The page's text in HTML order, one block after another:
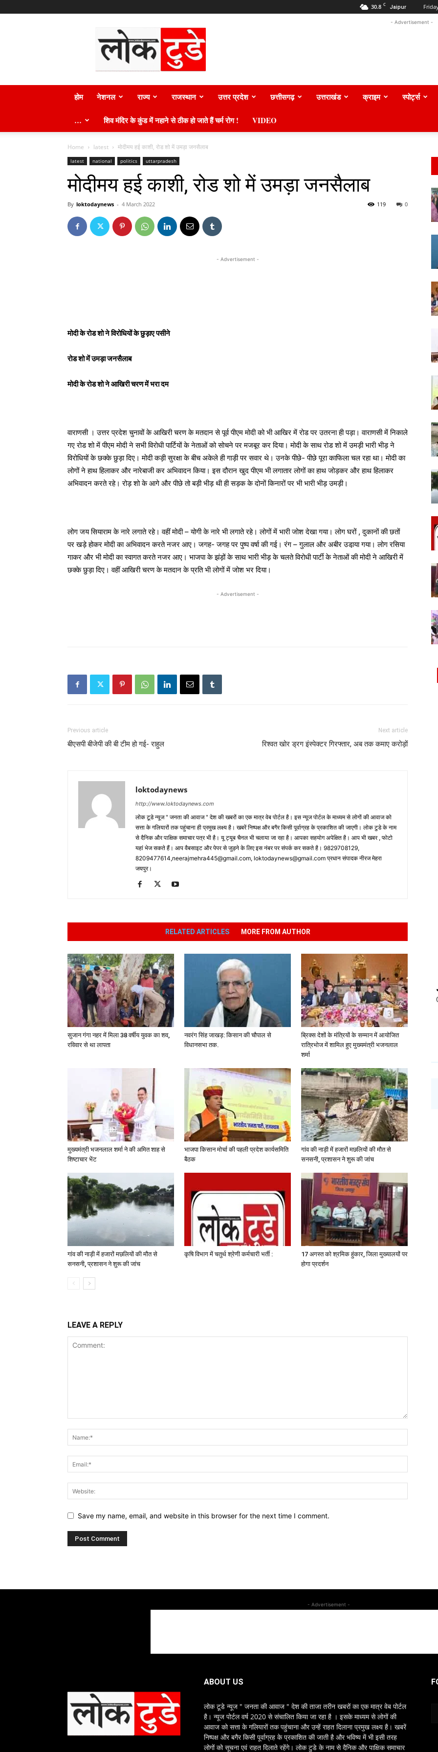
30.8 C Jaipur
टुडे
न्यूज़
- Advertisement -
होम नेशनल राज्य राजस्थान उत्तर प्रदेश छत्तीसगढ़ उत्तराखंड क्राइम स्पोर्ट्स
… शिव मंदिर के कुंड में नहाने से ठीक हो जाते हैं चर्म रोग ! VIDEO
Home latest मोदीमय हई काशी, रोड शो में उमड़ा जनसैलाब
latest national politics uttarpradesh
मोदीमय हई काशी, रोड शो में उमड़ा जनसैलाब
By loktodaynews - 4 March 2022 0
119
- Advertisement -
मोदी के रोड शो ने विरोधियों के छुड़ाए पसीने
रोड शो में उमड़ा जनसैलाब
मोदी के रोड शो ने आखिरी चरण में भरा दम
वाराणसी । उत्तर प्रदेश चुनावों के आखिरी चरण के मतदान से पूर्व पीएम मोदी को भी आखिर में रोड पर उतरना ही पड़ा। वाराणसी में निकाले
गए रोड शो में पीएम मोदी ने सभी विरोधी पार्टियों के नेताओं को सोचने पर मजबूर कर दिया। मोदी के साथ रोड शो में उमड़ी भारी भीड़ ने
विरोधियों के छक्के छुड़ा दिए। मोदी कड़ी सुरक्षा के बीच अकेले ही गाड़ी पर सवार थे। उनके पीछे- पीछे पूरा काफिला चल रहा था। मोदी का
लोगों ने हाथ हिलाकर और नारेबाजी कर अभिवादन किया। इस दौरान खुद पीएम भी लगातार लोगों का हाथ जोड़कर और हाथ हिलाकर
अभिवादन करते रहे। रोड़ शो के आगे और पीछे तो बड़ी भीड़ थी ही सड़क के दोनों किनारों पर भी भारी भीड़ उमड़ी।
लोग जय सियाराम के नारे लगाते रहे। वहीं मोदी – योगी के नारे भी लगाते रहे। लोगों में भारी जोश देखा गया। लोग घरों , दुकानों की छतों
पर खड़े होकर मोदी का अभिवादन करते नजर आए। जगह- जगह पर पुष्प वर्षा की गई। रंग – गुलाल और अबीर उडा़या गया। लोग रसिया
गाकर और भी मोदी का स्वागत करते नजर आए। भाजपा के झंड़ों के साथ भारी भीड़ के चलते विरोधी पार्टी के नेताओं की मोदी ने आखिरी में
छक्के छुड़ा दिए। वहीं आखिरी चरण के मतदान के प्रति भी लोगों में जोश भर दिया।
- Advertisement -
Previous article
बीएसपी बीजेपी की बी टीम हो गई- राहुल
Next article
रिश्वत खोर ड्रग इंस्पेक्टर गिरफ्तार, अब तक कमाए करोड़ों
loktodaynews
http://www.loktodaynews.com
लोक टूडे न्यूज " जनता की आवाज " देश की खबरों का एक मात्र वेब पोर्टल है। इस न्यूज पोर्टल के माध्यम से लोगों की आवाज को
सत्ता के गलियारों तक पहुंचाना ही प्रमुख लक्ष्य है। खबरें निष्पक्ष और बगैर किसी पूर्वाग्रह के प्रकाशित की जाएगी। लोक टुडे के नाम
से दैनिक और पाक्षिक समाचार पत्र भी है। यू ट्यूब चैनल भी चलाया जा रहा है। आपका सहयोग अपेक्षित है। आप भी खबर , फोटो
यहां भेज सकते हैं। आप वैबसाइट और पेपर से जुड़ने के लिए इस नंबर पर संपर्क कर सकते है। 9829708129,
8209477614,neerajmehra445@gmail.com, loktodaynews@gmail.com प्रधान संपादक नीरज मेहरा
जयपुर।
RELATED ARTICLES MORE FROM AUTHOR
सुजान गंगा नहर में मिला 38 वर्षीय युवक का शव,
रविवार से था लापता
नवरंग सिंह जाखड़: किसान की चौपाल से
विधानसभा तक.
ब्रिक्स देशों के मंत्रियों के सम्मान में आयोजित
रात्रिभोज में शामिल हुए मुख्यमंत्री भजनलाल
शर्मा
मुख्यमंत्री भजनलाल शर्मा ने की अमित शाह से
शिष्टाचार भेंट
भाजपा किसान मोर्चा की पहली प्रदेश कार्यसमिति
बैठक
गांव की नाड़ी में हजारों मछलियों की मौत से
सनसनी, प्रशासन ने शुरू की जांच
गांव की नाड़ी में हजारों मछलियों की मौत से
सनसनी, प्रशासन ने शुरू की जांच
कृषि विभाग में चतुर्थ श्रेणी कर्मचारी भर्ती :
17 अगस्त को श्रमिक हुंकार, जिला मुख्यालयों पर
होगा प्रदर्शन
LEAVE A REPLY
Save my name, email, and website in this browser for the next time I comment.
- Advertisement -
ABOUT US
लोक टूडे न्यूज " जनता की आवाज " देश की ताजा तरीन खबरों का एक मात्र वेब पोर्टल
है। न्यूज पोर्टल वर्ष 2020 से संचालित किया जा रहा है । इसके माध्यम से लोगों की
आवाज को सत्ता के गलियारों तक पहुंचाना और उन्हें राहत दिलाना प्रमुख लक्ष्य है। खबरें
निष्पक्ष और बगैर किसी पूर्वाग्रह के प्रकाशित की जाती है और भविष्य में भी इसी तरह
लोगों को सूचना एवं राहत दिलाते रहेंगे। लोक टुडे के नाम से दैनिक और पाक्षिक समाचार